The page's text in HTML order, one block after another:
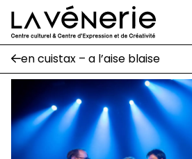
Aller au contenu principal
Rue Gratès, 3
1170 Watermael-Boitsfort
02 663 85 50
Écuries
Place Gilson, 3
1170 Watermael-Boitsfort
02 663 85 50
en cuistax – a l’aise blaise